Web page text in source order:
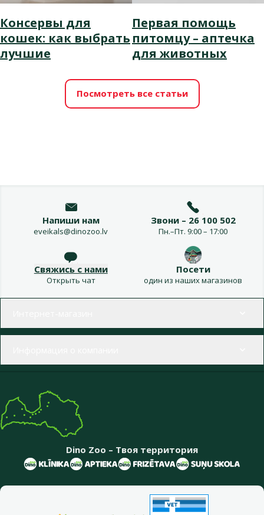
Консервы для
кошек: как выбрать
лучшие
Первая помощь
питомцу – аптечка
для животных
Посмотреть все статьи
Напиши нам
eveikals@dinozoo.lv
Звони – 26 100 502
Пн.–Пт. 9:00 – 17:00
Свяжись с нами
Открыть чат
Посети
один из наших магазинов
Dino Zoo – Твоя территория